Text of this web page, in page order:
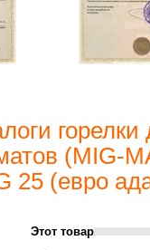
горелки
(MIG-
25 (евро
Этот товар